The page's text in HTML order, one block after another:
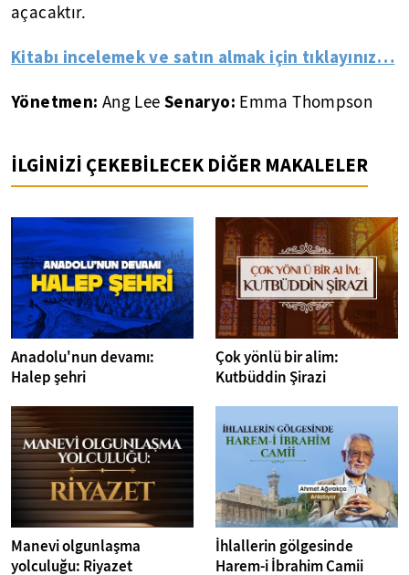
açacaktır.
Kitabı incelemek ve satın almak için tıklayınız…
Yönetmen: Ang Lee Senaryo: Emma Thompson
İLGİNİZİ ÇEKEBİLECEK DİĞER MAKALELER
Anadolu'nun devamı:
Halep şehri
Çok yönlü bir alim:
Kutbüddin Şirazi
Manevi olgunlaşma
yolculuğu: Riyazet
İhlallerin gölgesinde
Harem-i İbrahim Camii